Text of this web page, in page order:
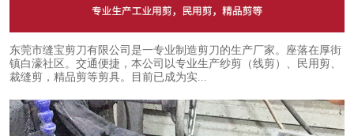
东莞市缝宝剪刀有限公司是一专业制造剪刀的生产厂家。座落在厚街
镇白濠社区。交通便捷，本公司以专业生产纱剪（线剪）、民用剪、
裁缝剪，精品剪等剪具。目前已成为实...